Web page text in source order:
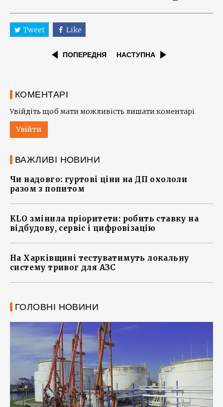
Tweet Like
ПОПЕРЕДНЯ НАСТУПНА
КОМЕНТАРІ
Увійдіть щоб мати можливість лишати коментарі
Увійти
ВАЖЛИВІ НОВИНИ
Чи надовго: гуртові ціни на ДП охололи
разом з попитом
KLO змінила пріоритети: робить ставку на
відбудову, сервіс і цифровізацію
На Харківщині тестуватимуть локальну
систему тривог для АЗС
ГОЛОВНІ НОВИНИ